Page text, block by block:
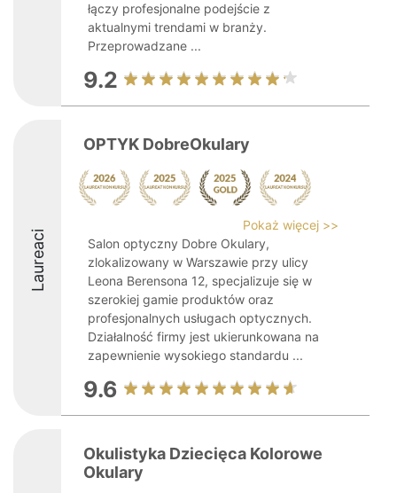
łączy profesjonalne podejście z
aktualnymi trendami w branży.
Przeprowadzane ...
9.2
Laureaci
OPTYK DobreOkulary
Pokaż więcej >>
Salon optyczny Dobre Okulary,
zlokalizowany w Warszawie przy ulicy
Leona Berensona 12, specjalizuje się w
szerokiej gamie produktów oraz
profesjonalnych usługach optycznych.
Działalność firmy jest ukierunkowana na
zapewnienie wysokiego standardu ...
9.6
Okulistyka Dziecięca Kolorowe
Okulary